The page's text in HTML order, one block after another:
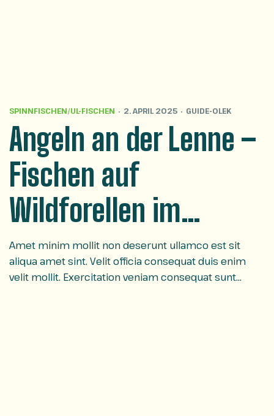
SPINNFISCHEN/UL-FISCHEN 2. APRIL 2025 GUIDE-OLEK
Angeln an der Lenne –
Fischen auf
Wildforellen im
Sauerland
Amet minim mollit non deserunt ullamco est sit
aliqua amet sint. Velit officia consequat duis enim
velit mollit. Exercitation veniam consequat sunt